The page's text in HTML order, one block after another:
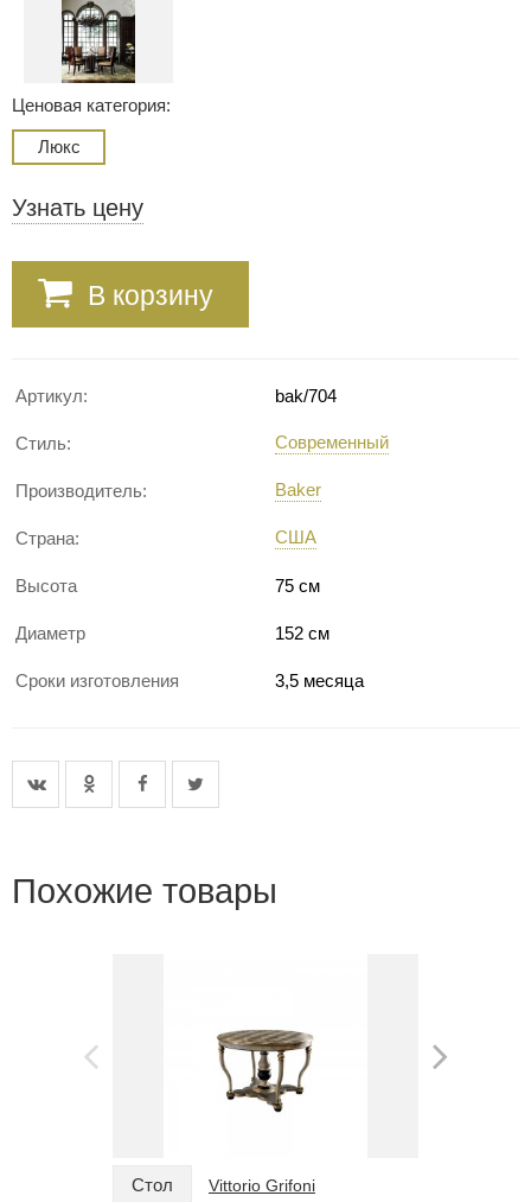
Ценовая категория:
Люкс
Узнать цену
В корзину
Артикул: bak/704
Стиль: Современный
Производитель: Baker
Страна: США
Высота 75 см
Диаметр 152 см
Сроки изготовления 3,5 месяца
Похожие товары
Стол Vittorio Grifoni